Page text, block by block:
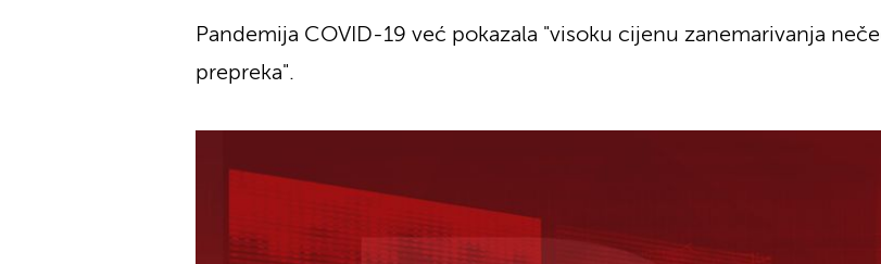
Pandemija COVID-19 već pokazala "visoku cijenu zanemarivanja
prepreka".